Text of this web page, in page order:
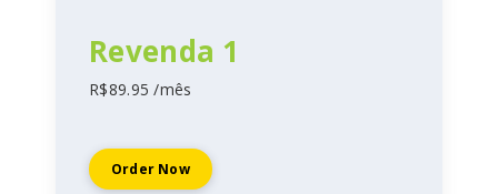
Revenda 1
R$89.95 /mês
Order Now